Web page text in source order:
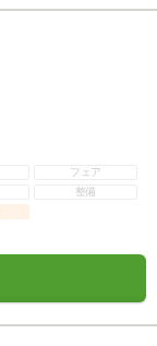
フェア
整備